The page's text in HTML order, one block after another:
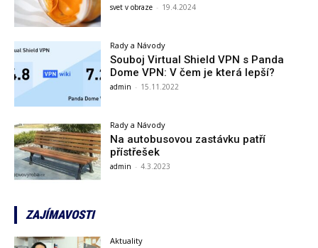
svet v obraze - 19.4.2024
Rady a Návody
Souboj Virtual Shield VPN s Panda
Dome VPN: V čem je která lepší?
admin - 15.11.2022
Rady a Návody
Na autobusovou zastávku patří
přístřešek
admin - 4.3.2023
ZAJÍMAVOSTI
Aktuality